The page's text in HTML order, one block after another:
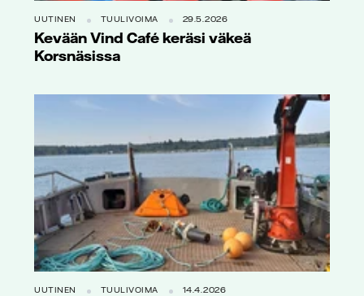
UUTINEN TUULIVOIMA 29.5.2026
Kevään Vind Café keräsi väkeä
Korsnäsissa
UUTINEN TUULIVOIMA 14.4.2026